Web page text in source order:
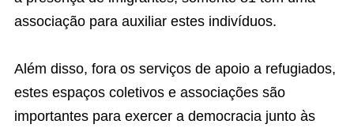
associação para auxiliar estes indivíduos.
Além disso, fora os serviços de apoio a refugiados,
estes espaços coletivos e associações são
importantes para exercer a democracia junto às